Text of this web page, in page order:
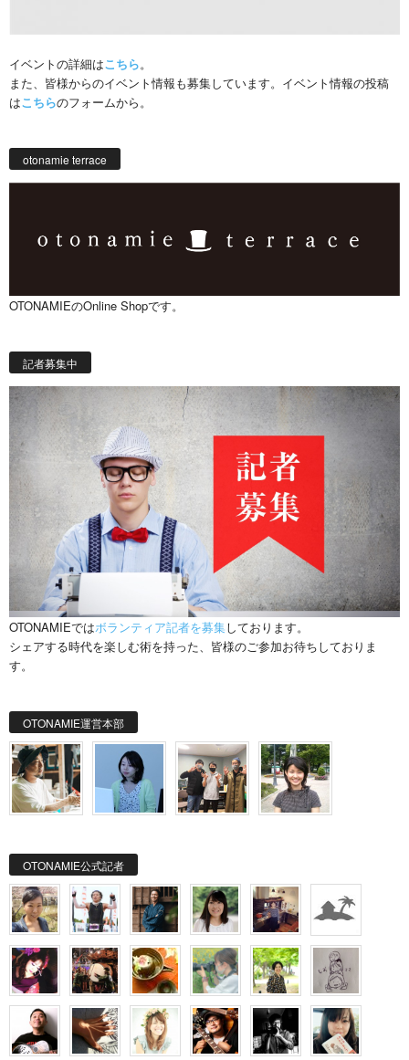
イベントの詳細はこちら。
また、皆様からのイベント情報も募集しています。イベント情報の投稿
はこちらのフォームから。
otonamie terrace
OTONAMIEのOnline Shopです。
記者募集中
OTONAMIEではボランティア記者を募集しております。
シェアする時代を楽しむ術を持った、皆様のご参加お待ちしておりま
す。
OTONAMIE運営本部
OTONAMIE公式記者